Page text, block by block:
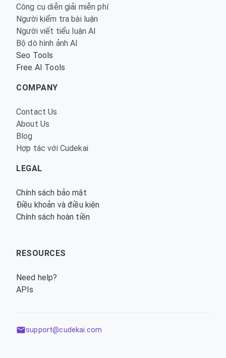
Công cụ diễn giải miễn phí
Người kiểm tra bài luận
Người viết tiểu luận AI
Bộ dò hình ảnh AI
Seo Tools
Free AI Tools
COMPANY
Contact Us
About Us
Blog
Hợp tác với Cudekai
LEGAL
Chính sách bảo mật
Điều khoản và điều kiện
Chính sách hoàn tiền
RESOURCES
Need help?
APIs
support@cudekai.com